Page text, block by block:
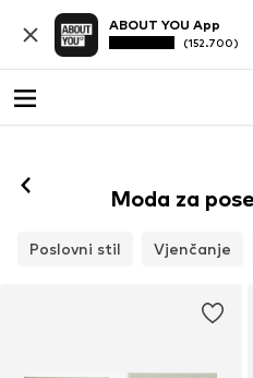
ABOUT YOU App
(152.700)
Moda za
Poslovni stil Vjenčanje